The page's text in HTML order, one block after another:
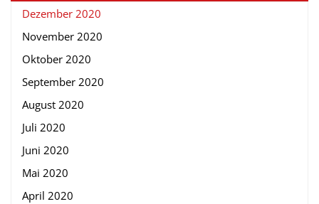
Dezember 2020
November 2020
Oktober 2020
September 2020
August 2020
Juli 2020
Juni 2020
Mai 2020
April 2020